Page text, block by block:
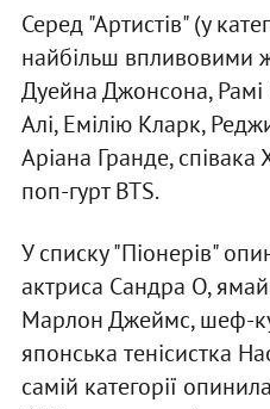
Серед "Артистів" (у
найбільш впливовими
Дуейна Джонсона,
Алі, Емілію Кларк,
Аріана Гранде, співака
поп-гурт BTS.
У списку "Піонерів"
актриса Сандра О,
Марлон Джеймс, шеф-
японська тенісистка
самій категорії